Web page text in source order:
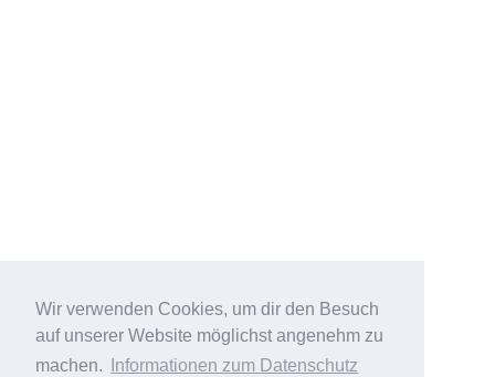
Wir verwenden Cookies, um dir den Besuch
auf unserer Website möglichst angenehm zu
machen.
Informationen zum Datenschutz